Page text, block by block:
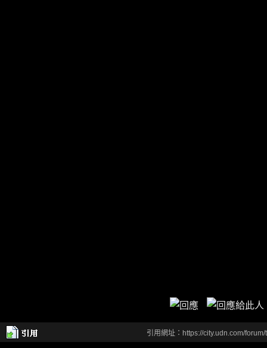
引用網址：https://city.udn.com/